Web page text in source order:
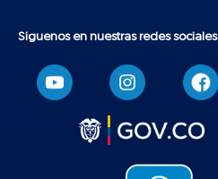
Síguenos en nuestras redes sociales